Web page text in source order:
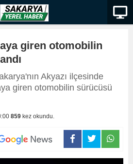
giren otomobilin
Akyazı ilçesinde
giren otomobilin sürücüsü
859 kez okundu.